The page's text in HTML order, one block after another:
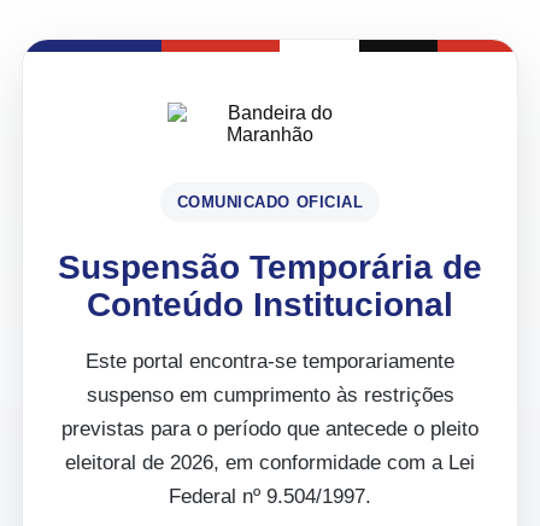
COMUNICADO OFICIAL
Suspensão Temporária de
Conteúdo Institucional
Este portal encontra-se temporariamente
suspenso em cumprimento às restrições
previstas para o período que antecede o pleito
eleitoral de 2026, em conformidade com a Lei
Federal nº 9.504/1997.